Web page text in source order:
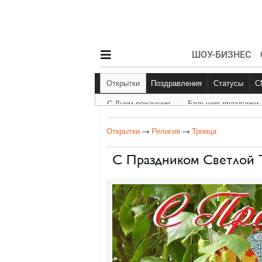
ШОУ-БИЗНЕС
Открытки Поздравления
С Днем рождения
Статусы
Другое
С Днем рождения Большие праздники
Открытки Религия Троица
С Праздником Светлой